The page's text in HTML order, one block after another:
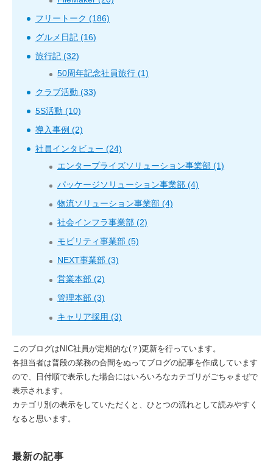
フリートーク (186)
グルメ日記 (16)
旅行記 (32)
50周年記念社員旅行 (1)
クラブ活動 (33)
5S活動 (10)
導入事例 (2)
社員インタビュー (24)
エンタープライズソリューション事業部 (1)
パッケージソリューション事業部 (4)
物流ソリューション事業部 (4)
社会インフラ事業部 (2)
モビリティ事業部 (5)
NEXT事業部 (3)
営業本部 (2)
管理本部 (3)
キャリア採用 (3)
このブログはNIC社員が定期的な(？)更新を行っています。
各担当者は普段の業務の合間をぬってブログの記事を作成しています
ので、日付順で表示した場合にはいろいろなカテゴリがごちゃまぜで
表示されます。
カテゴリ別の表示をしていただくと、ひとつの流れとして読みやすく
なると思います。
最新の記事